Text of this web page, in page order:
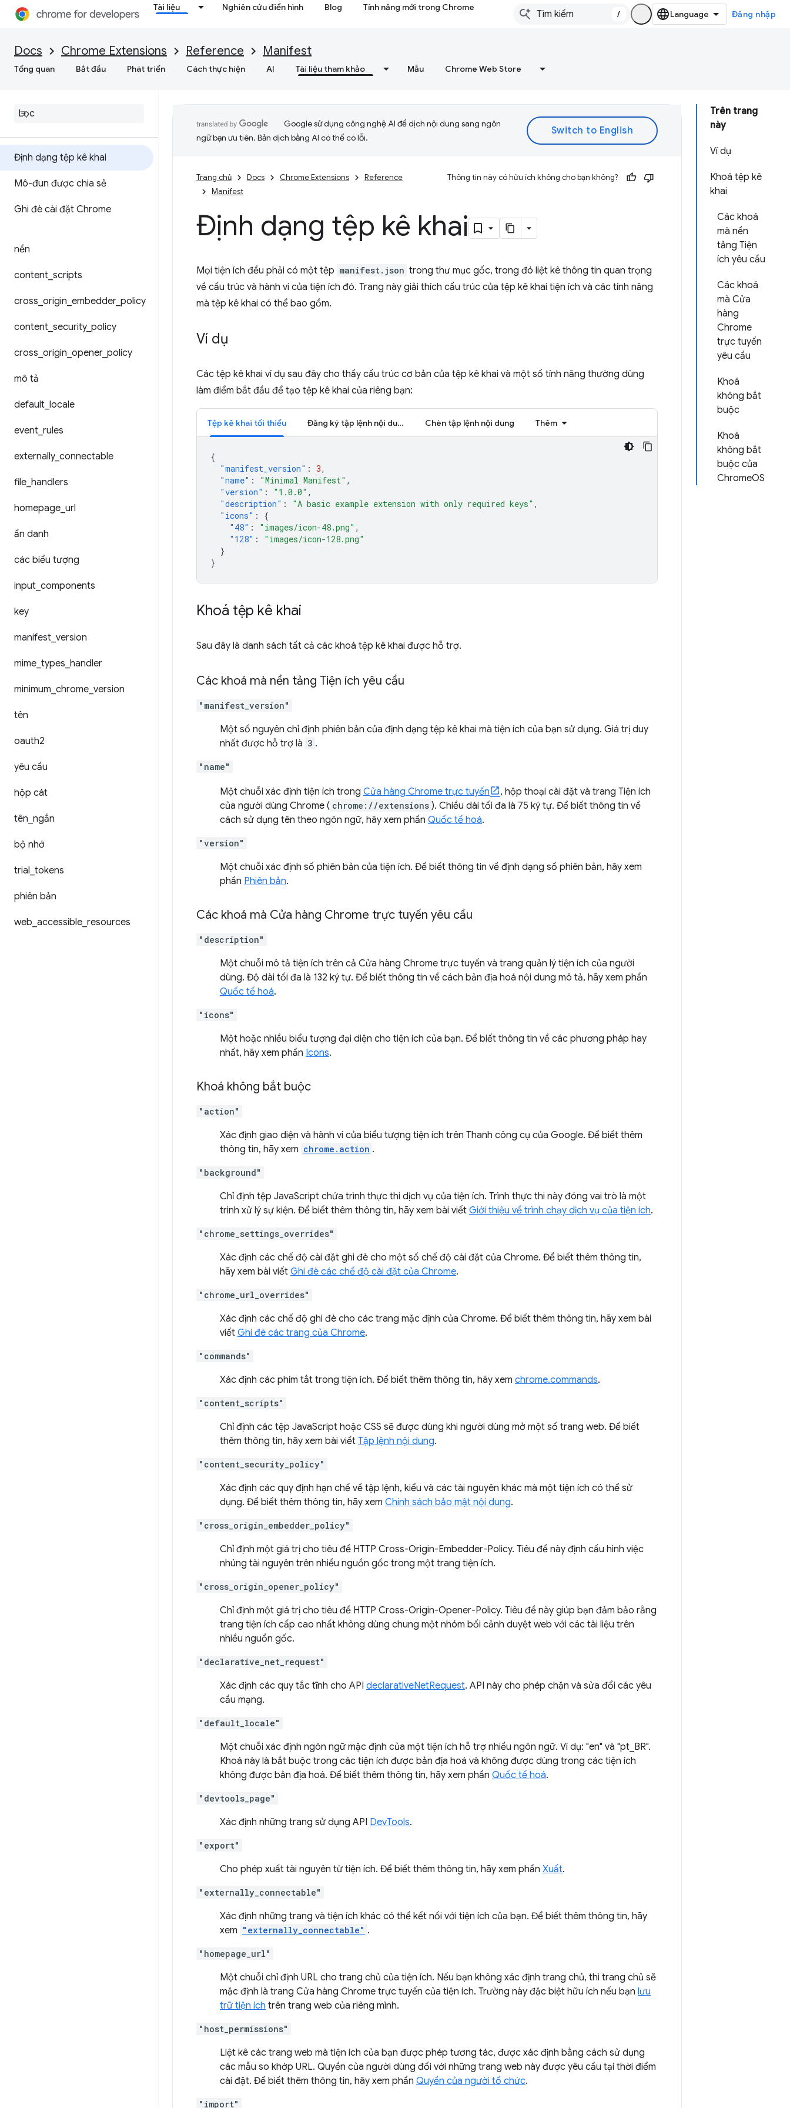
Tài liệu Nghiên cứu điển hình Blog Tính năng mới trong Chrome
/ Đăng nhập
Docs Chrome Extensions Reference Manifest
Tổng quan Bắt đầu Phát triển Cách thực hiện AI Tài liệu tham khảo Mẫu Chrome Web Store
Định dạng tệp kê khai
Mô-đun được chia sẻ
Ghi đè cài đặt Chrome
nền
content scripts
cross origin embedder_ policy
content security_ policy
cross origin opener_ policy
mô tả
default locale
event rules
externally_ connectable
file handlers
homepage url
ẩn danh
các biểu tượng
input components
key
manifest version
mime types handler
minimum chrome version
tên
oauth2
yêu cầu
hộp cát
tên ngắn
bộ nhớ
trial tokens
phiên bản
web accessible resources
Trên trang
này
Ví dụ
Khoá tệp kê
khai
Các khoá
mà nền
tảng Tiện
ích yêu cầu
Các khoá
mà Cửa
hàng
Chrome
trực tuyến
yêu cầu
Khoá
không bắt
buộc
Khoá
không bắt
buộc của
ChromeOS
Google sử dụng công nghệ AI để dịch nội dung sang ngôn
ngữ bạn ưu tiên. Bản dịch bằng AI có thể có lỗi.
Trang chủ Docs Chrome Extensions
Reference
Manifest
Thông tin này có hữu ích không cho bạn không?
Định dạng tệp kê khai
Mọi tiện ích đều phải có một tệp manifest.json trong thư mục gốc, trong đó liệt kê thông tin quan trọng
về cấu trúc và hành vi của tiện ích đó. Trang này giải thích cấu trúc của tệp kê khai tiện ích và các tính năng
mà tệp kê khai có thể bao gồm.
Ví dụ
Các tệp kê khai ví dụ sau đây cho thấy cấu trúc cơ bản của tệp kê khai và một số tính năng thường dùng
làm điểm bắt đầu để tạo tệp kê khai của riêng bạn:
Tệp kê khai tối thiểu Đăng ký tập lệnh nội dung Chèn tập lệnh nội dung Thêm
{
"manifest_version" : 3,
"name" : "Minimal Manifest" ,
"version" : "1.0.0" ,
"description" : "A basic example extension with only required keys" ,
"icons" :
{
"48" : "images/icon-48.png" ,
"128" :
"images/icon-128.png"
}
}
Khoá tệp kê khai
Sau đây là danh sách tất cả các khoá tệp kê khai được hỗ trợ.
Các khoá mà nền tảng Tiện ích yêu cầu
"manifest_version"
Một số nguyên chỉ định phiên bản của định dạng tệp kê khai mà tiện ích của bạn sử dụng. Giá trị duy
nhất được hỗ trợ là 3 .
"name"
Một chuỗi xác định tiện ích trong Cửa hàng Chrome trực tuyến
, hộp thoại cài đặt và trang Tiện ích
của người dùng Chrome ( chrome://extensions ). Chiều dài tối đa là 75 ký tự. Để biết thông tin về
cách sử dụng tên theo ngôn ngữ, hãy xem phần Quốc tế hoá.
"version"
Một chuỗi xác định số phiên bản của tiện ích. Để biết thông tin về định dạng số phiên bản, hãy xem
phần Phiên bản.
Các khoá mà Cửa hàng Chrome trực tuyến yêu cầu
"description"
Một chuỗi mô tả tiện ích trên cả Cửa hàng Chrome trực tuyến và trang quản lý tiện ích của người
dùng. Độ dài tối đa là 132 ký tự. Để biết thông tin về cách bản địa hoá nội dung mô tả, hãy xem phần
Quốc tế hoá.
"icons"
Một hoặc nhiều biểu tượng đại diện cho tiện ích của bạn. Để biết thông tin về các phương pháp hay
nhất, hãy xem phần Icons.
Khoá không bắt buộc
"action"
Xác định giao diện và hành vi của biểu tượng tiện ích trên Thanh công cụ của Google. Để biết thêm
thông tin, hãy xem chrome.action .
"background"
Chỉ định tệp JavaScript chứa trình thực thi dịch vụ của tiện ích. Trình thực thi này đóng vai trò là một
trình xử lý sự kiện. Để biết thêm thông tin, hãy xem bài viết Giới thiệu về trình chạy dịch vụ của tiện ích.
"chrome_settings_overrides"
Xác định các chế độ cài đặt ghi đè cho một số chế độ cài đặt của Chrome. Để biết thêm thông tin,
hãy xem bài viết Ghi đè các chế độ cài đặt của Chrome.
"chrome_url_overrides"
Xác định các chế độ ghi đè cho các trang mặc định của Chrome. Để biết thêm thông tin, hãy xem bài
viết Ghi đè các trang của Chrome.
"commands"
Xác định các phím tắt trong tiện ích. Để biết thêm thông tin, hãy xem chrome.commands.
"content_scripts"
Chỉ định các tệp JavaScript hoặc CSS sẽ được dùng khi người dùng mở một số trang web. Để biết
thêm thông tin, hãy xem bài viết Tập lệnh nội dung.
"content_security_policy"
Xác định các quy định hạn chế về tập lệnh, kiểu và các tài nguyên khác mà một tiện ích có thể sử
dụng. Để biết thêm thông tin, hãy xem Chính sách bảo mật nội dung.
"cross_origin_embedder_policy"
Chỉ định một giá trị cho tiêu đề HTTP Cross-Origin-Embedder-Policy. Tiêu đề này định cấu hình việc
nhúng tài nguyên trên nhiều nguồn gốc trong một trang tiện ích.
"cross_origin_opener_policy"
Chỉ định một giá trị cho tiêu đề HTTP Cross-Origin-Opener-Policy. Tiêu đề này giúp bạn đảm bảo rằng
trang tiện ích cấp cao nhất không dùng chung một nhóm bối cảnh duyệt web với các tài liệu trên
nhiều nguồn gốc.
"declarative_net_request"
Xác định các quy tắc tĩnh cho API declarativeNetRequest. API này cho phép chặn và sửa đổi các yêu
cầu mạng.
"default_locale"
Một chuỗi xác định ngôn ngữ mặc định của một tiện ích hỗ trợ nhiều ngôn ngữ. Ví dụ: "en" và "pt_BR".
Khoá này là bắt buộc trong các tiện ích được bản địa hoá và không được dùng trong các tiện ích
không được bản địa hoá. Để biết thêm thông tin, hãy xem phần Quốc tế hoá.
"devtools_page"
Xác định những trang sử dụng API DevTools.
"export"
Cho phép xuất tài nguyên từ tiện ích. Để biết thêm thông tin, hãy xem phần Xuất.
"externally_connectable"
Xác định những trang và tiện ích khác có thể kết nối với tiện ích của bạn. Để biết thêm thông tin, hãy
xem "externally_connectable" .
"homepage_url"
Một chuỗi chỉ định URL cho trang chủ của tiện ích. Nếu bạn không xác định trang chủ, thì trang chủ sẽ
mặc định là trang Cửa hàng Chrome trực tuyến của tiện ích. Trường này đặc biệt hữu ích nếu bạn lưu
trữ tiện ích trên trang web của riêng mình.
"host_permissions"
Liệt kê các trang web mà tiện ích của bạn được phép tương tác, được xác định bằng cách sử dụng
các mẫu so khớp URL. Quyền của người dùng đối với những trang web này được yêu cầu tại thời điểm
cài đặt. Để biết thêm thông tin, hãy xem phần Quyền của người tổ chức.
"import"